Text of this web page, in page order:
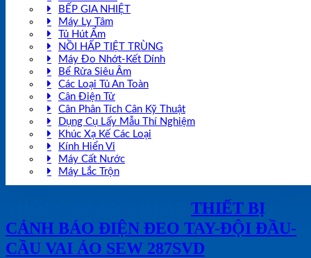
BẾP GIA NHIỆT
Máy Ly Tâm
Tủ Hút Ẩm
NỒI HẤP TIỆT TRÙNG
Máy Đo Nhớt-Kết Dính
Bể Rửa Siêu Âm
Các Loại Tủ An Toàn
Cân Điện Tử
Cân Phân Tích Cân Kỹ Thuật
Dụng Cụ Lấy Mẫu Thí Nghiệm
Khúc Xạ Kế Các Loại
Kính Hiển Vi
Máy Cất Nước
Máy Lắc Trộn
THIẾT BỊ
CẢNH BÁO ĐIỆN ĐEO TAY-ĐỘI ĐẦU-
CẦU VAI ÁO SEW 287SVD